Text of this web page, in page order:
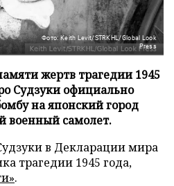
Фото: Keith Levit/STRKHL/Global Look
Press
жертв трагедии 1945
Судзуки официально
на японский город
военный самолет.
в Декларации мира
трагедии 1945 года,
.